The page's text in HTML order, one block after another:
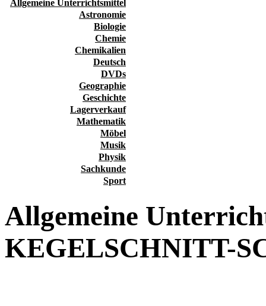
Allgemeine Unterrichtsmittel
Astronomie
Biologie
Chemie
Chemikalien
Deutsch
DVDs
Geographie
Geschichte
Lagerverkauf
Mathematik
Möbel
Musik
Physik
Sachkunde
Sport
Allgemeine
KEGELSCHNITT-